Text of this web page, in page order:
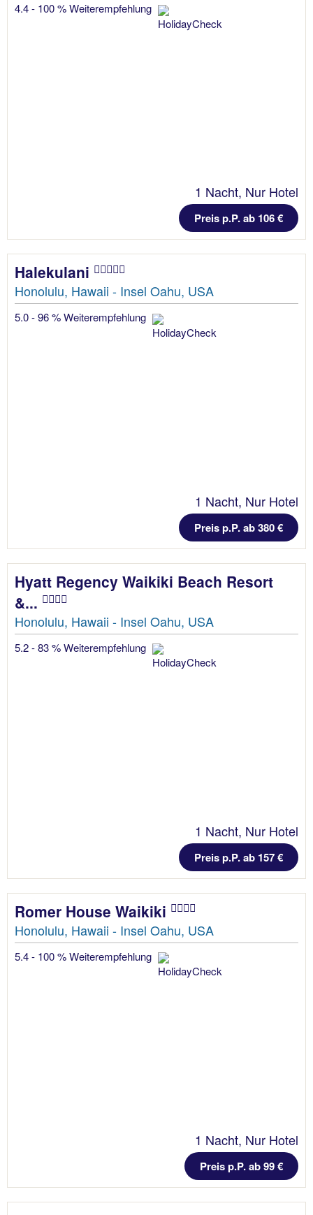
4.4 - 100 % Weiterempfehlung
1 Nacht, Nur Hotel
Preis p.P. ab 106 €
Halekulani
Honolulu, Hawaii - Insel Oahu, USA
5.0 - 96 % Weiterempfehlung
1 Nacht, Nur Hotel
Preis p.P. ab 380 €
Hyatt Regency Waikiki Beach Resort
&...
Honolulu, Hawaii - Insel Oahu, USA
5.2 - 83 % Weiterempfehlung
1 Nacht, Nur Hotel
Preis p.P. ab 157 €
Romer House Waikiki
Honolulu, Hawaii - Insel Oahu, USA
5.4 - 100 % Weiterempfehlung
1 Nacht, Nur Hotel
Preis p.P. ab 99 €